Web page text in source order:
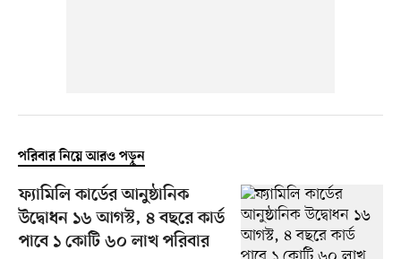
পরিবার নিয়ে আরও পড়ুন
ফ্যামিলি কার্ডের আনুষ্ঠানিক
উদ্বোধন ১৬ আগস্ট, ৪ বছরে কার্ড
পাবে ১ কোটি ৬০ লাখ পরিবার